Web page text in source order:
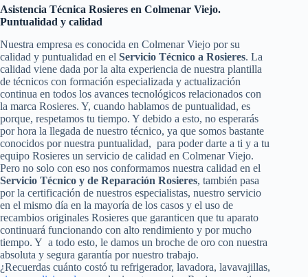
Asistencia Técnica Rosieres en Colmenar Viejo.
Puntualidad y calidad
Nuestra empresa es conocida en Colmenar Viejo por su
calidad y puntualidad en el Servicio Técnico a Rosieres. La
calidad viene dada por la alta experiencia de nuestra plantilla
de técnicos con formación especializada y actualización
continua en todos los avances tecnológicos relacionados con
la marca Rosieres. Y, cuando hablamos de puntualidad, es
porque, respetamos tu tiempo. Y debido a esto, no esperarás
por hora la llegada de nuestro técnico, ya que somos bastante
conocidos por nuestra puntualidad, para poder darte a ti y a tu
equipo Rosieres un servicio de calidad en Colmenar Viejo.
Pero no solo con eso nos conformamos nuestra calidad en el
Servicio Técnico y de Reparación Rosieres, también pasa
por la certificación de nuestros especialistas, nuestro servicio
en el mismo día en la mayoría de los casos y el uso de
recambios originales Rosieres que garanticen que tu aparato
continuará funcionando con alto rendimiento y por mucho
tiempo. Y a todo esto, le damos un broche de oro con nuestra
absoluta y segura garantía por nuestro trabajo.
¿Recuerdas cuánto costó tu refrigerador, lavadora, lavavajillas,